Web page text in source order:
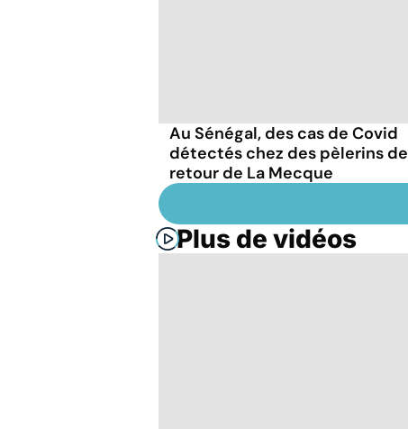
Au Sénégal, des cas de Covid
détectés chez des pèlerins de
retour de La Mecque
Plus de vidéos